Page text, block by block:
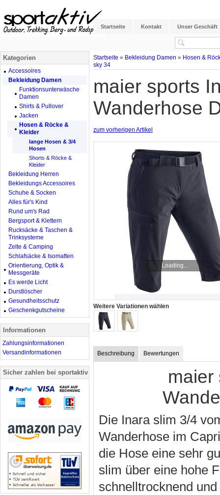
Startseite Kontakt Unser Geschäft
Startseite » Bekleidung Damen » Hosen &
sky 34
maier sports
Wanderhose
zum vorherigen Artikel
Loading...
Weitere Variationen wählen
Beschreibung Bewertungen
maier
Die Inara slim 3/4
Wanderhose im
die Hose eine sehr
slim über eine hohe
schnelltrocknend
Kategorien
Accessoires
Bekleidung Damen
Funktionsunterwäsche
Damen
Shirts & Pullover
Jacken
Hosen & Röcke &
Kleider
lange Hosen & 3/4
Hosen
Shorts & Röcke &
Kleider
Bekleidung Herren
Bekleidungs Accessoires
Schuhe & Socken
Alles für's Kind
Rund um's Rad
Bergsport & Klettern
Rucksäcke & Taschen &
Trinksysteme
Zelte & Camping
Schlafsäcke & Isomatten
Orientierung, Optik &
Messgeräte
Es werde Licht
Durstlöscher
Gesundheitsschutz
Geschenkgutscheine
Informationen
Zahlungsinformationen
Versandinformationen
Sicher zahlen bei sportaktiv